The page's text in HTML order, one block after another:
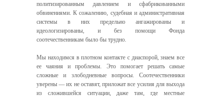
политизированным давлением и сфабрикованными
обвинениями. К сожалению, судебная и административная
системы в них предельно ангажированы и
идеологизированы, и без помощи Фонда
соотечественникам было бы трудно.
Мы находимся в плотном контакте с диаспорой, знаем все
ее чаяния и проблемы. Это помогает решать самые
сложные и злободневные вопросы. Соотечественники
уверены — их не оставят, приложат все усилия для выхода
из сложившейся ситуации, даже там, где местные